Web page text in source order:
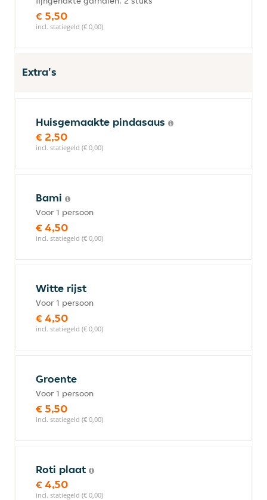
€ 5,50
incl. statiegeld (€ 0,00)
Extra's
Huisgemaakte pindasaus
€ 2,50
incl. statiegeld (€ 0,00)
Bami
Voor 1 persoon
€ 4,50
incl. statiegeld (€ 0,00)
Witte rijst
Voor 1 persoon
€ 4,50
incl. statiegeld (€ 0,00)
Groente
Voor 1 persoon
€ 5,50
incl. statiegeld (€ 0,00)
Roti plaat
€ 4,50
incl. statiegeld (€ 0,00)